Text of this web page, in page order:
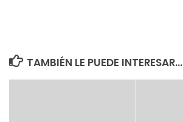
TAMBIÉN LE PUEDE INTERESAR...